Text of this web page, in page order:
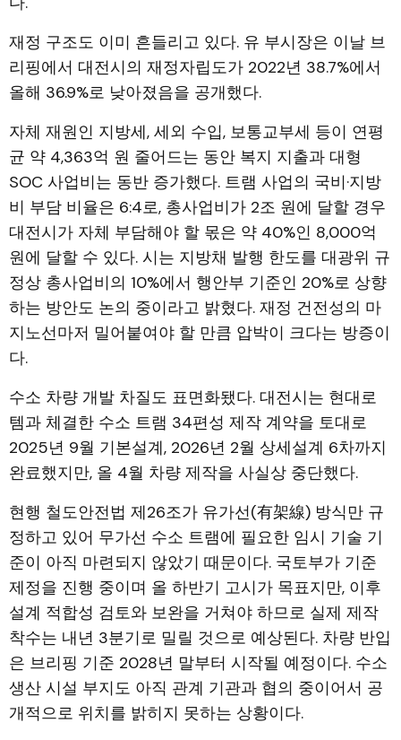
재정 구조도 이미 흔들리고 있다. 유 부시장은 이날 브
리핑에서 대전시의 재정자립도가 2022년 38.7%에서
올해 36.9%로 낮아졌음을 공개했다.
자체 재원인 지방세, 세외 수입, 보통교부세 등이 연평
균 약 4,363억 원 줄어드는 동안 복지 지출과 대형
SOC 사업비는 동반 증가했다. 트램 사업의 국비·지방
비 부담 비율은 6:4로, 총사업비가 2조 원에 달할 경우
대전시가 자체 부담해야 할 몫은 약 40%인 8,000억
원에 달할 수 있다. 시는 지방채 발행 한도를 대광위 규
정상 총사업비의 10%에서 행안부 기준인 20%로 상향
하는 방안도 논의 중이라고 밝혔다. 재정 건전성의 마
지노선마저 밀어붙여야 할 만큼 압박이 크다는 방증이
다.
수소 차량 개발 차질도 표면화됐다. 대전시는 현대로
템과 체결한 수소 트램 34편성 제작 계약을 토대로
2025년 9월 기본설계, 2026년 2월 상세설계 6차까지
완료했지만, 올 4월 차량 제작을 사실상 중단했다.
현행 철도안전법 제26조가 유가선(有架線) 방식만 규
정하고 있어 무가선 수소 트램에 필요한 임시 기술 기
준이 아직 마련되지 않았기 때문이다. 국토부가 기준
제정을 진행 중이며 올 하반기 고시가 목표지만, 이후
설계 적합성 검토와 보완을 거쳐야 하므로 실제 제작
착수는 내년 3분기로 밀릴 것으로 예상된다. 차량 반입
은 브리핑 기준 2028년 말부터 시작될 예정이다. 수소
생산 시설 부지도 아직 관계 기관과 협의 중이어서 공
개적으로 위치를 밝히지 못하는 상황이다.